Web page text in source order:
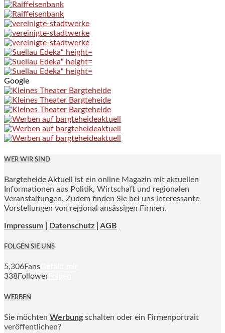
Google
WER WIR SIND
Bargteheide Aktuell ist ein online Magazin mit aktuellen
Informationen aus Politik, Wirtschaft und regionalen
Veranstaltungen. Zudem finden Sie bei uns interessante
Vorstellungen von regional ansässigen Firmen.
Impressum Datenschutz | AGB
FOLGEN SIE UNS
5,306Fans
338Follower
WERBEN
Sie möchten Werbung schalten oder ein Firmenportrait
veröffentlichen?